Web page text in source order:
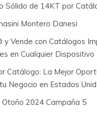
Sólido de 14KT por
Montero Danesi
y Vende con Catálogos
en Cualquier Dispositivo
Catálogo: La Mejor
Negocio en Estados
Otoño 2024 Campaña 5